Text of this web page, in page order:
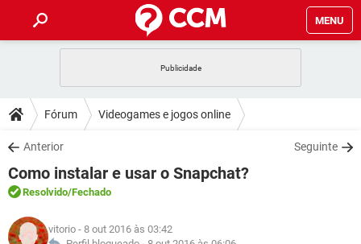
MENU
CELULAR FACEBOOK
OUTLOOK
INSTAGRAM GMAIL
GUIA DE COMPRAS
DICAS
JOGOS WHATSAPP
OUTLOOK
INSTAGRAM
DOWNLOADS
JOGOS WHATSAPP
CELULAR
OUTLOOK
FÓRUM
JOGOS
GLOSSÁRIO
Fórum Videogames e jogos online
Anterior Seguinte
Como instalar e usar o Snapchat?
Resolvido/Fechado
vitorio - 8 out 2016 às 03:42